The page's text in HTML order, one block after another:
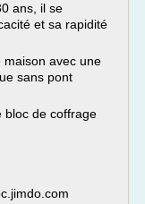
ans, il se
et sa rapidité
maison avec une
sans pont
bloc de coffrage